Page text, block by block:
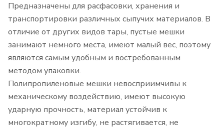
Предназначены для расфасовки, хранения и
транспортировки различных сыпучих материалов. В
отличие от других видов тары, пустые мешки
занимают немного места, имеют малый вес, поэтому
являются самым удобным и востребованным
методом упаковки.
Полипропиленовые мешки невосприимчивы к
механическому воздействию, имеют высокую
ударную прочность, материал устойчив к
многократному изгибу, не растягивается, не